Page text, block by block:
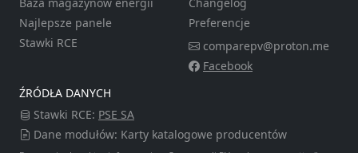
Najlepsze panele
Stawki RCE
Preferencje
comparepv@proton.me
Facebook
ŹRÓDŁA DANYCH
Stawki RCE: PSE SA
Dane modułów: Karty katalogowe producentów